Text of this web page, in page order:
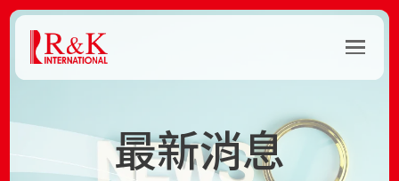
最新消息